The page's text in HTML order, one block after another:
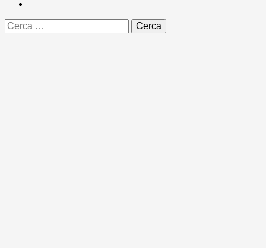
Ricerca
per: